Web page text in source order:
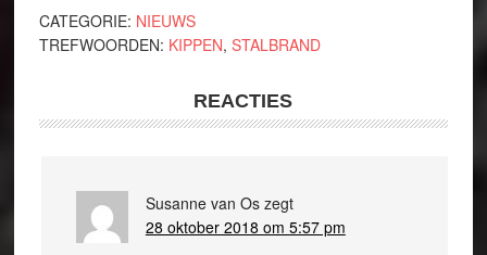
CATEGORIE: NIEUWS
TREFWOORDEN: KIPPEN, STALBRAND
REACTIES
Susanne van Os zegt
28 oktober 2018 om 5:57 pm